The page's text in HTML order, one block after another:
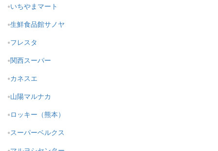
いちやまマート
生鮮食品館サノヤ
フレスタ
関西スーパー
カネスエ
山陽マルナカ
ロッキー（熊本）
スーパーベルクス